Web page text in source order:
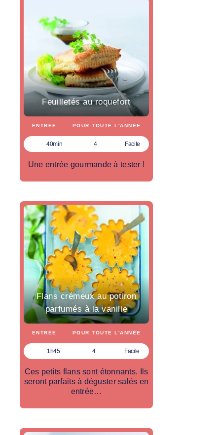
Feuilletés au roquefort
ENTRÉE POUR TOUTE L'ANNÉE
40min 4 Facile
Une entrée gourmande à tester !
Flans crémeux au potiron
parfumés à la vanille
ENTRÉE POUR TOUTE L'ANNÉE
1h45 4 Facile
Ces petits flans sont étonnants. Ils
seront parfaits à déguster salés en
entrée…